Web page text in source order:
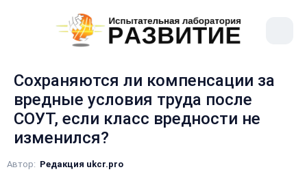
Сохраняются ли компенсации за
вредные условия труда после
СОУТ, если класс вредности не
изменился?
Автор: Редакция ukcr.pro